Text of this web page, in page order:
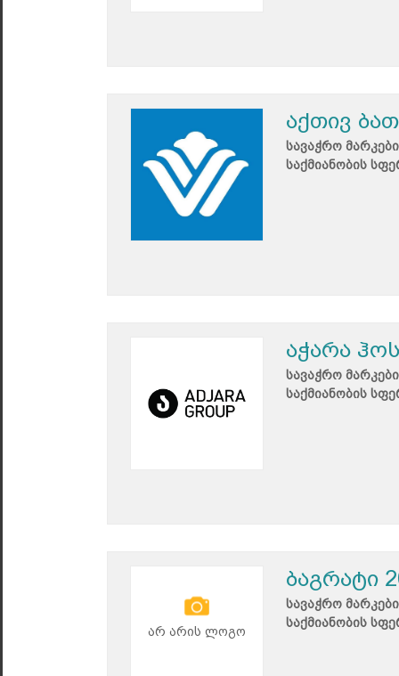
აქთივ
სავაჭრო
საქმიანობის
აჭარა
სავაჭრო
საქმიანობის
არ არის ლოგო
ბაგრატი
სავაჭრო
საქმიანობის